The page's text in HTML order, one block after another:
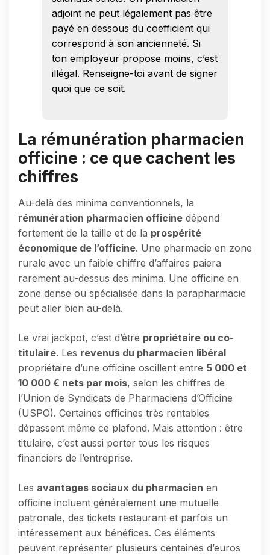
adjoint ne peut légalement pas être
payé en dessous du coefficient qui
correspond à son ancienneté. Si
ton employeur propose moins, c’est
illégal. Renseigne-toi avant de signer
quoi que ce soit.
La rémunération pharmacien
officine : ce que cachent les
chiffres
Au-delà des minima conventionnels, la
rémunération pharmacien officine dépend
fortement de la taille et de la prospérité
économique de l’officine. Une pharmacie en zone
rurale avec un faible chiffre d’affaires paiera
rarement au-dessus des minima. Une officine en
zone dense ou spécialisée dans la parapharmacie
peut aller bien au-delà.
Le vrai jackpot, c’est d’être propriétaire ou co-
titulaire. Les revenus du pharmacien libéral
propriétaire d’une officine oscillent entre 5 000 et
10 000 € nets par mois, selon les chiffres de
l’Union de Syndicats de Pharmaciens d’Officine
(USPO). Certaines officines très rentables
dépassent même ce plafond. Mais attention : être
titulaire, c’est aussi porter tous les risques
financiers de l’entreprise.
Les avantages sociaux du pharmacien en
officine incluent généralement une mutuelle
patronale, des tickets restaurant et parfois un
intéressement aux bénéfices. Ces éléments
peuvent représenter plusieurs centaines d’euros